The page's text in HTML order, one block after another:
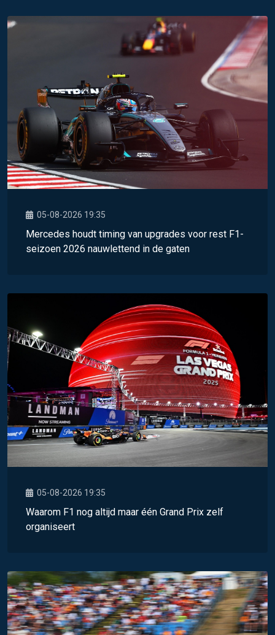
05-08-2026 19:35
Mercedes houdt timing van upgrades voor rest F1-
seizoen 2026 nauwlettend in de gaten
05-08-2026 19:35
Waarom F1 nog altijd maar één Grand Prix zelf
organiseert